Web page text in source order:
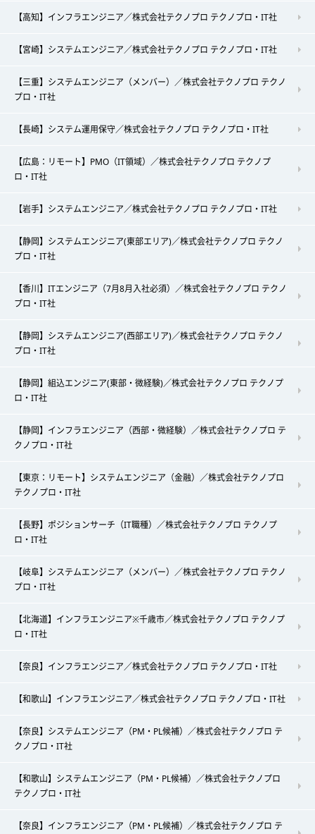
【高知】インフラエンジニア／株式会社テクノプロ テクノプロ・IT社
【宮崎】システムエンジニア／株式会社テクノプロ テクノプロ・IT社
【三重】システムエンジニア（メンバー）／株式会社テクノプロ テクノ
プロ・IT社
【長崎】システム運用保守／株式会社テクノプロ テクノプロ・IT社
【広島：リモート】PMO（IT領域）／株式会社テクノプロ テクノプ
ロ・IT社
【岩手】システムエンジニア／株式会社テクノプロ テクノプロ・IT社
【静岡】システムエンジニア(東部エリア)／株式会社テクノプロ テクノ
プロ・IT社
【香川】ITエンジニア（7月8月入社必須）／株式会社テクノプロ テクノ
プロ・IT社
【静岡】システムエンジニア(西部エリア)／株式会社テクノプロ テクノ
プロ・IT社
【静岡】組込エンジニア(東部・微経験)／株式会社テクノプロ テクノプ
ロ・IT社
【静岡】インフラエンジニア（西部・微経験）／株式会社テクノプロ テ
クノプロ・IT社
【東京：リモート】システムエンジニア（金融）／株式会社テクノプロ
テクノプロ・IT社
【長野】ポジションサーチ（IT職種）／株式会社テクノプロ テクノプ
ロ・IT社
【岐阜】システムエンジニア（メンバー）／株式会社テクノプロ テクノ
プロ・IT社
【北海道】インフラエンジニア※千歳市／株式会社テクノプロ テクノプ
ロ・IT社
【奈良】インフラエンジニア／株式会社テクノプロ テクノプロ・IT社
【和歌山】インフラエンジニア／株式会社テクノプロ テクノプロ・IT社
【奈良】システムエンジニア（PM・PL候補）／株式会社テクノプロ テ
クノプロ・IT社
【和歌山】システムエンジニア（PM・PL候補）／株式会社テクノプロ
テクノプロ・IT社
【奈良】インフラエンジニア（PM・PL候補）／株式会社テクノプロ テ